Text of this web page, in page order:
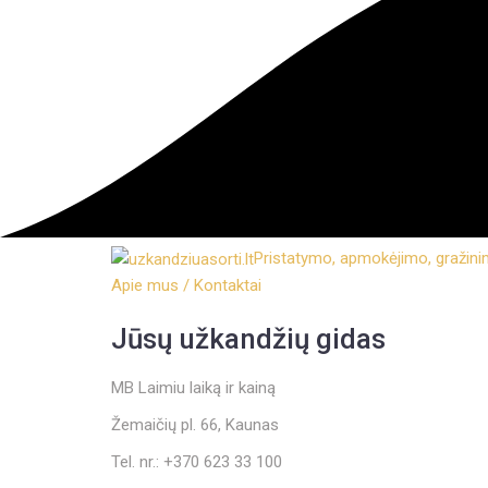
Pristatymo, apmokėjimo,
Apie mus / Kontaktai
Jūsų užkandžių gidas
MB Laimiu laiką ir kainą
Žemaičių pl. 66, Kaunas
Tel. nr.: +370 623 33 100